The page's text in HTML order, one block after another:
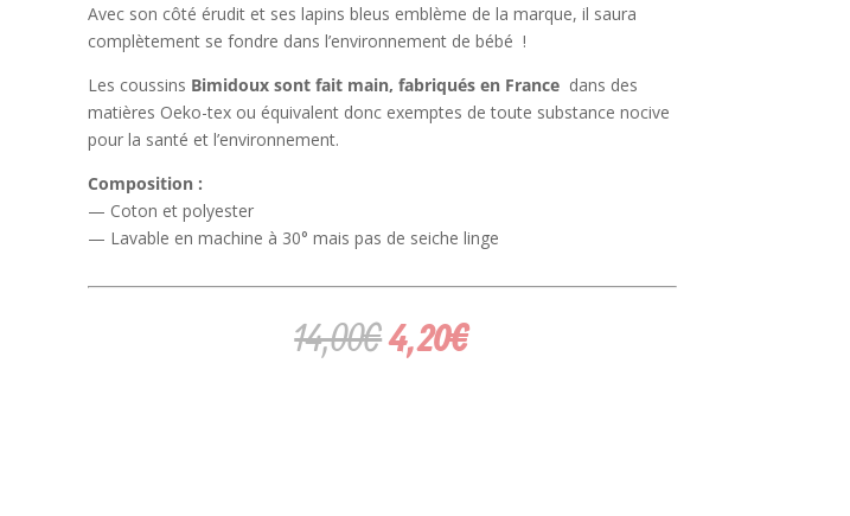
Avec son côté érudit et ses lapins bleus emblème de la marque, il saura
complètement se fondre dans l’environnement de bébé !
Les coussins Bimidoux sont fait main, fabriqués en France dans des
matières Oeko-tex ou équivalent donc exemptes de toute substance nocive
pour la santé et l’environnement.
Composition :
— Coton et polyester
— Lavable en machine à 30° mais pas de seiche linge
14,00€Le
prix
4,20€Le